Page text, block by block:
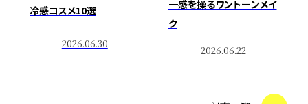
冷感コスメ10選
2026.06.30
一感を操るワントーンメイ
ク
2026.06.22